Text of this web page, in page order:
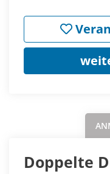
Doppelte